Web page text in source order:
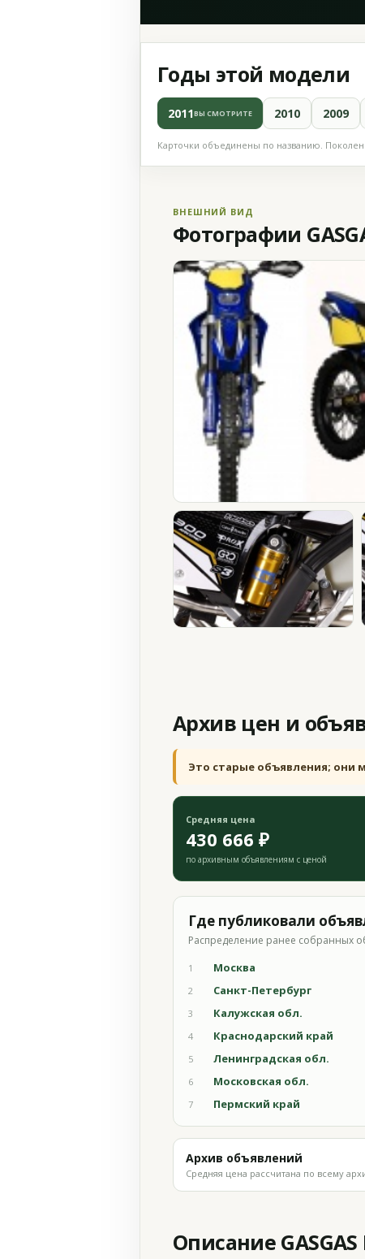
Годы этой модели
2011ВЫ СМОТРИТЕ 2010 2009
Карточки объединены по названию.
ВНЕШНИЙ ВИД
Фотографии
Архив цен и
Это старые объявления; они
Средняя цена
430 666 ₽
по архивным объявлениям с ценой
Где публиковали
Распределение ранее собранных
1 Москва
2
Санкт-Петербург
3
Калужская обл.
4
Краснодарский край
5
Ленинградская обл.
6
Московская обл.
7
Пермский край
Архив объявлений
Средняя цена рассчитана по всему
Описание GASGAS